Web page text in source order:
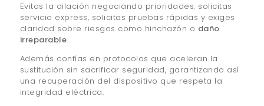
Evitas la dilación negociando prioridades: solicitas
servicio express, solicitas pruebas rápidas y exiges
claridad sobre riesgos como hinchazón o daño
irreparable.
Además confías en protocolos que aceleran la
sustitución sin sacrificar seguridad, garantizando así
una recuperación del dispositivo que respeta la
integridad eléctrica.